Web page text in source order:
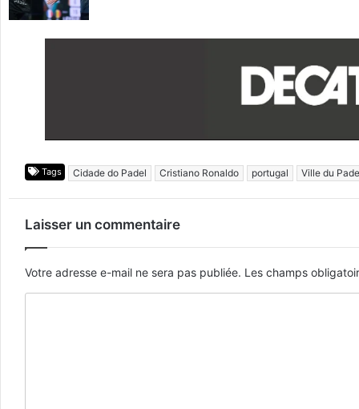
Tags Cidade do Padel Cristiano Ronaldo portugal Ville du
Laisser un commentaire
Votre adresse e-mail ne sera pas publiée. Les champs